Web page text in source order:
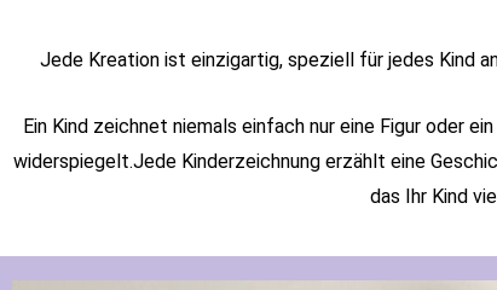
Jede Kreation ist einzigartig, speziell für jedes Kind
Ein Kind zeichnet niemals einfach nur eine Figur oder
widerspiegelt.Jede Kinderzeichnung erzählt eine
das Ihr Kind